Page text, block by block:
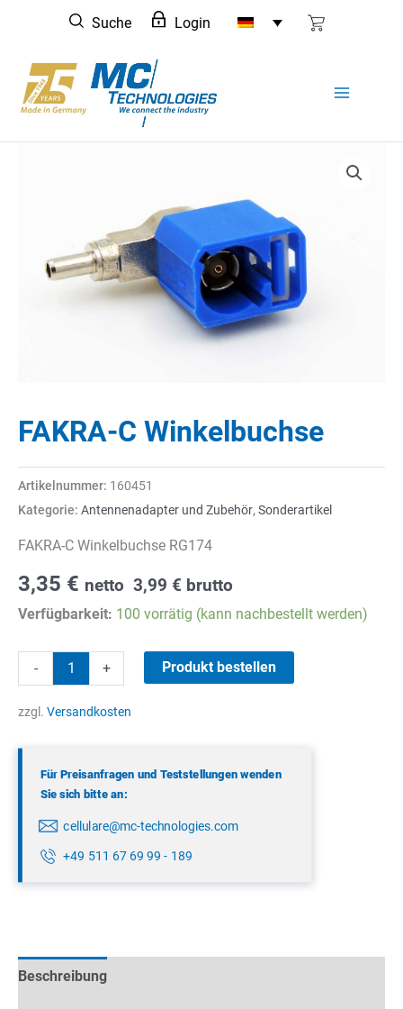
springen
Suche Login
FAKRA-C Winkelbuchse
Artikelnummer: 160451
Kategorie: Antennenadapter und Zubehör,Sonderartikel
FAKRA-C Winkelbuchse RG174
3,35 € netto 3,99 € brutto
Verfügbarkeit: 100 vorrätig (kann nachbestellt werden)
-
C
Winkelbuchse
+ Produkt bestellen
zzgl. Versandkosten
Für Preisanfragen und Teststellungen wenden
Sie sich bitte an:
cellulare@mc-technologies.com
+49 511 67 69 99 - 189
Beschreibung